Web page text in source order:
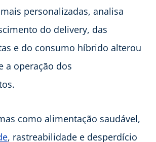
personalizadas, analisa
do delivery, das
e do consumo híbrido alterou
a operação dos
como alimentação saudável,
, rastreabilidade e desperdício